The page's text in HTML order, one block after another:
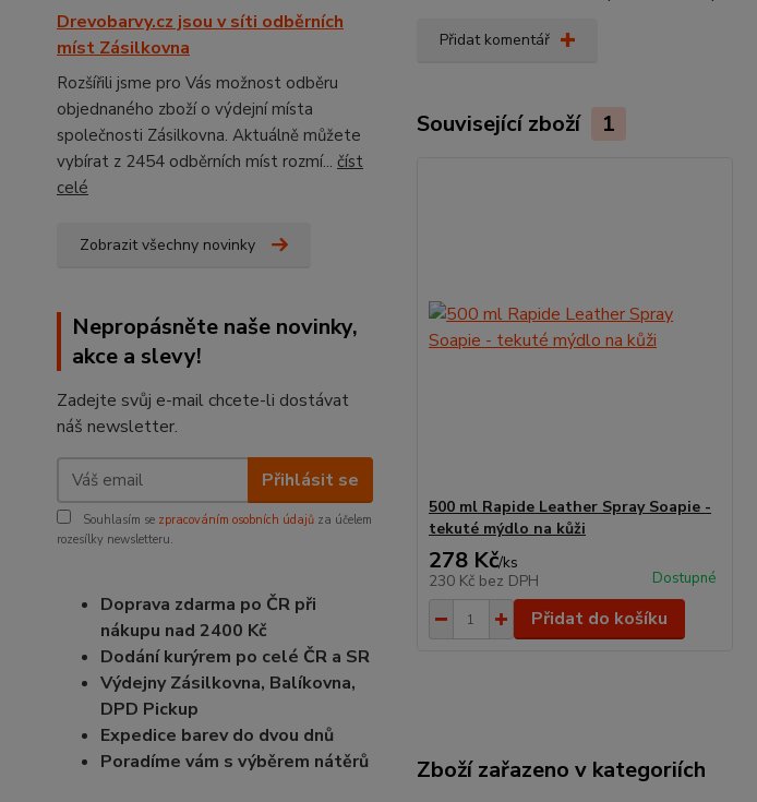
Drevobarvy.cz jsou v síti odběrních
míst Zásilkovna
Rozšířili jsme pro Vás možnost odběru
objednaného zboží o výdejní místa
společnosti Zásilkovna. Aktuálně můžete
vybírat z 2454 odběrních míst rozmí... číst
celé
Zobrazit všechny novinky
Nepropásněte naše novinky,
akce a slevy!
Zadejte svůj e-mail chcete-li dostávat
náš newsletter.
Přihlásit se
Souhlasím se zpracováním osobních údajů za účelem
rozesílky newsletteru.
Doprava zdarma po ČR při
nákupu nad 2400 Kč
Dodání kurýrem po celé ČR a SR
Výdejny Zásilkovna, Balíkovna,
DPD Pickup
Expedice barev do dvou dnů
Poradíme vám s výběrem nátěrů
Přidat komentář
Související zboží 1
500 ml Rapide Leather Spray Soapie -
tekuté mýdlo na kůži
278 Kč/ks
230 Kč bez DPH Dostupné
Přidat do košíku
Zboží zařazeno v kategoriích